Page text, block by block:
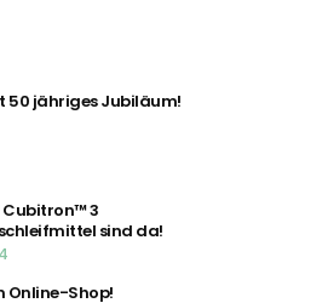
50 jähriges Jubiläum!
Cubitron™ 3
sind da!
Online-Shop!